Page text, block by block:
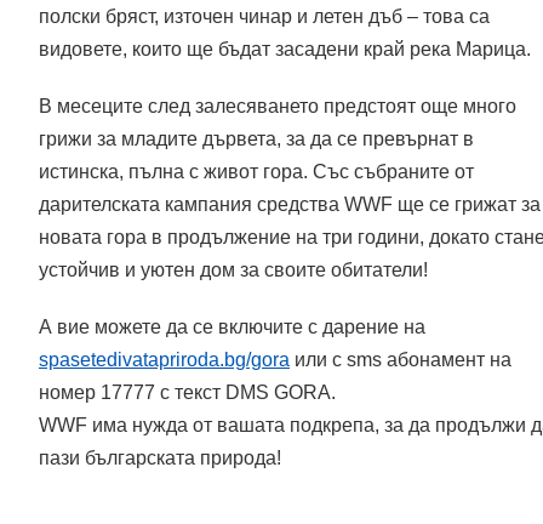
полски бряст, източен чинар и летен дъб – това са
видовете, които ще бъдат засадени край река Марица.
В месеците след залесяването предстоят още много
грижи за младите дървета, за да се превърнат в
истинска, пълна с живот гора. Със събраните от
дарителската кампания средства WWF ще се грижат за
новата гора в продължение на три години, докато
устойчив и уютен дом за своите обитатели!
А вие можете да се включите с дарение на
spasetedivatapriroda.bg/gora или с sms абонамент на
номер 17777 с текст DMS GORA.
WWF има нужда от вашата подкрепа, за да продължи
пази българската природа!